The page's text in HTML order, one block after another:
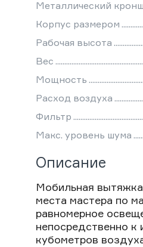
Металлический
Корпус размером
Рабочая высота
Вес
Мощность
Расход воздуха
Фильтр
Макс. уровень шума
Описание
Мобильная
места мастера по
равномерное
непосредственно к
кубометров